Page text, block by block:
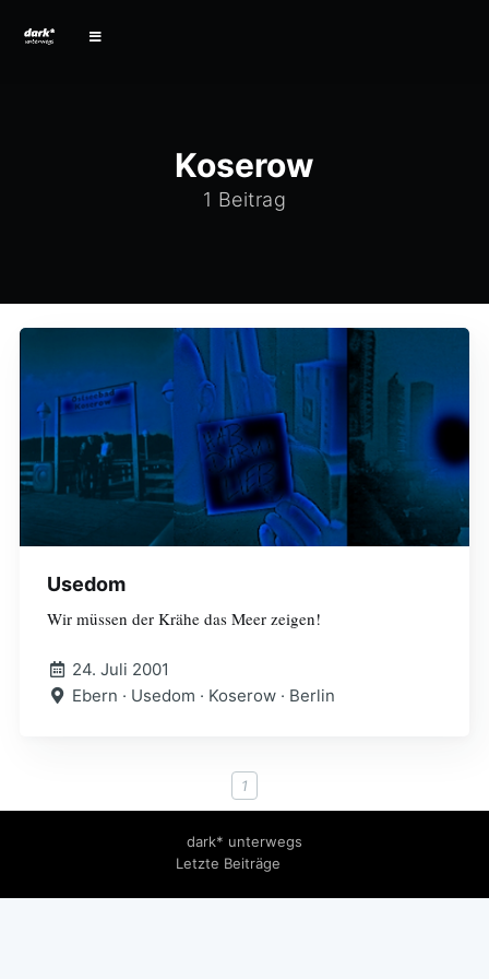
Koserow
1 Beitrag
Usedom
Wir müssen der Krähe das Meer zeigen!
24. Juli 2001
Ebern · Usedom · Koserow · Berlin
1
dark* unterwegs
Letzte Beiträge